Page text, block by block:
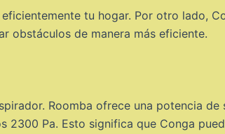
tu hogar. Por otro lado,
obstáculos de manera más eficiente.
Roomba ofrece una potencia de
2300 Pa. Esto significa que Conga